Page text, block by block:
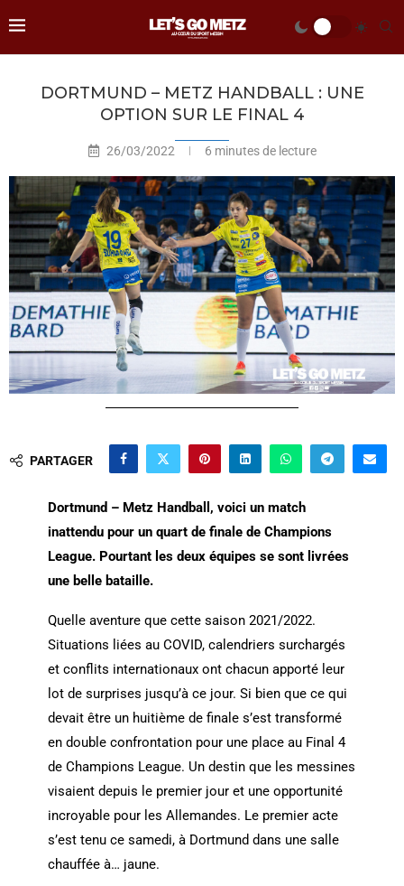
DORTMUND – METZ HANDBALL : UNE
OPTION SUR LE FINAL 4
26/03/2022 6 minutes de lecture
PARTAGER
Dortmund – Metz Handball, voici un match
inattendu pour un quart de finale de Champions
League. Pourtant les deux équipes se sont livrées
une belle bataille.
Quelle aventure que cette saison 2021/2022.
Situations liées au COVID, calendriers surchargés
et conflits internationaux ont chacun apporté leur
lot de surprises jusqu’à ce jour. Si bien que ce qui
devait être un huitième de finale s’est transformé
en double confrontation pour une place au Final 4
de Champions League. Un destin que les messines
visaient depuis le premier jour et une opportunité
incroyable pour les Allemandes. Le premier acte
s’est tenu ce samedi, à Dortmund dans une salle
chauffée à… jaune.